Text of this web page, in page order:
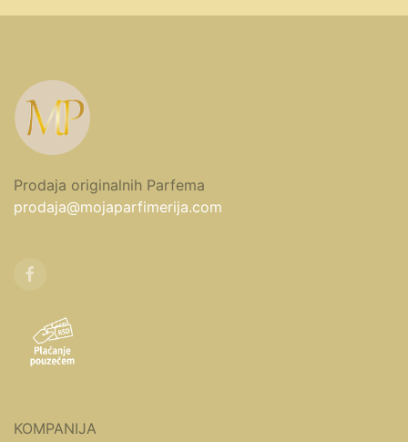
Prodaja originalnih Parfema
prodaja@mojaparfimerija.com
KOMPANIJA